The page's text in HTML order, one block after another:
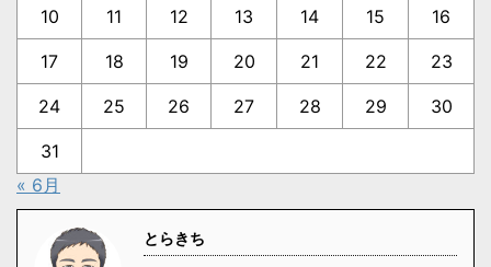
10 11 12 13 14 15 16
17 18 19 20 21 22 23
24 25 26 27 28 29 30
31
« 6月
とらきち